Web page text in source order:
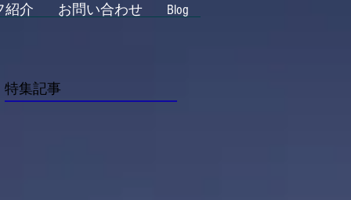
紹介 お問い合わせ Blog
特集記事